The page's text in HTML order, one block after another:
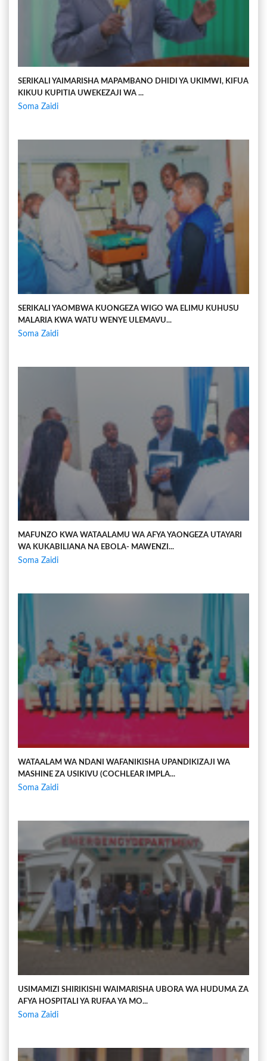
SERIKALI YAIMARISHA MAPAMBANO DHIDI YA UKIMWI, KIFUA
KIKUU KUPITIA UWEKEZAJI WA ...
Soma Zaidi
SERIKALI YAOMBWA KUONGEZA WIGO WA ELIMU KUHUSU
MALARIA KWA WATU WENYE ULEMAVU...
Soma Zaidi
MAFUNZO KWA WATAALAMU WA AFYA YAONGEZA UTAYARI
WA KUKABILIANA NA EBOLA- MAWENZI...
Soma Zaidi
WATAALAM WA NDANI WAFANIKISHA UPANDIKIZAJI WA
MASHINE ZA USIKIVU (COCHLEAR IMPLA...
Soma Zaidi
USIMAMIZI SHIRIKISHI WAIMARISHA UBORA WA HUDUMA ZA
AFYA HOSPITALI YA RUFAA YA MO...
Soma Zaidi